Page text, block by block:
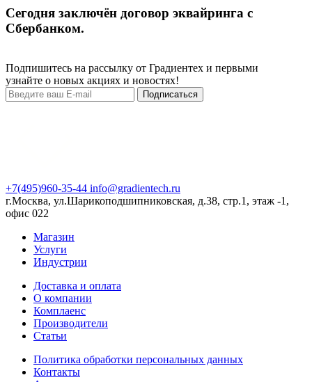
Сегодня заключён договор эквайринга с
Сбербанком.
Подпишитесь на рассылку от Градиентех и первыми
узнайте о новых акциях и новостях!
Подписаться
+7(495)960-35-44 info@gradientech.ru
г.Москва, ул.Шарикоподшипниковская, д.38, стр.1, этаж -1,
офис 022
Магазин
Услуги
Индустрии
Доставка и оплата
О компании
Комплаенс
Производители
Статьи
Политика обработки персональных данных
Контакты